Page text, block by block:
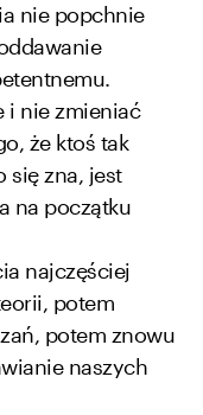
nie popchnie
i nie zmieniać
że ktoś tak
się zna, jest
na początku
najczęściej
potem
potem znowu
naszych